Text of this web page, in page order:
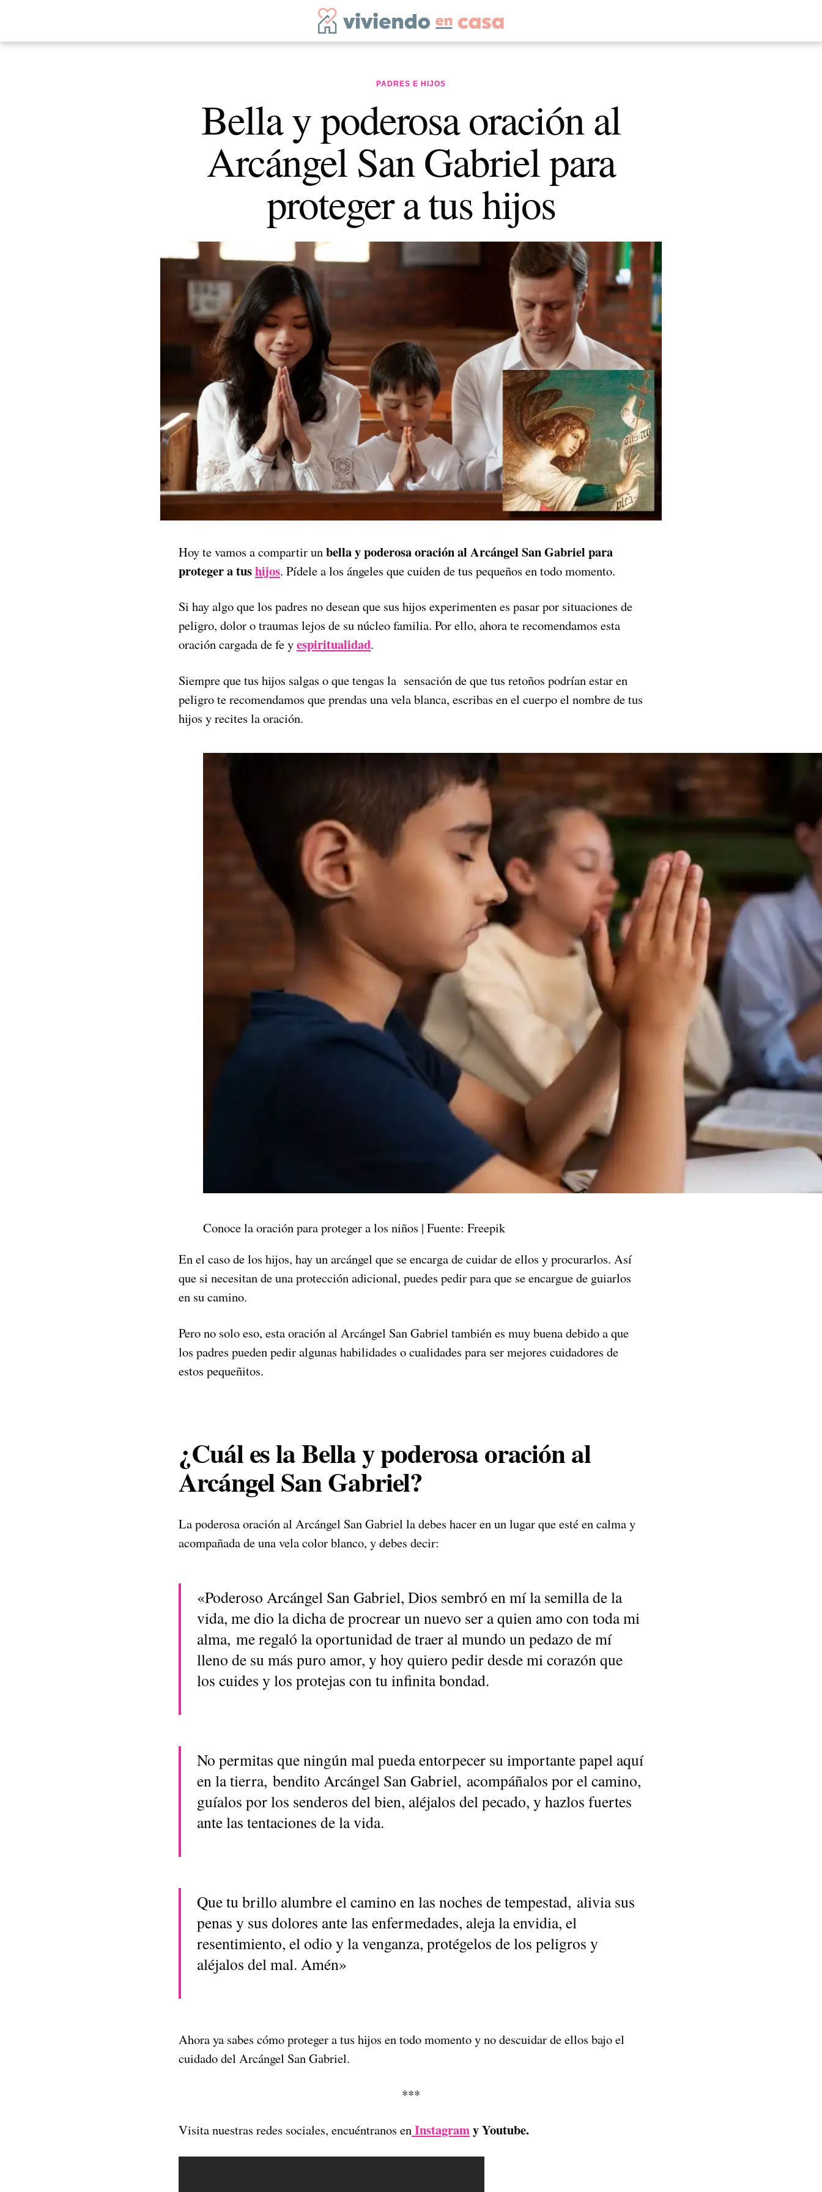
PADRES E HIJOS
Bella y poderosa oración al
Arcángel San Gabriel para
proteger a tus hijos
Hoy te vamos a compartir un bella y poderosa oración al Arcángel San Gabriel para
proteger a tushijos. Pídele a los ángeles que cuiden de tus pequeños en todo momento.
Si hay algo que los padres no desean que sus hijos experimenten es pasar por situaciones de
peligro, dolor o traumas lejos de su núcleo familia. Por ello, ahora te recomendamos esta
oración cargada de fe yespiritualidad.
Siempre que tus hijos salgas o que tengas la sensación de que tus retoños podrían estar en
peligro te recomendamos que prendas una vela blanca, escribas en el cuerpo el nombre de tus
hijos y recites la oración.
Conoce la oración para proteger a los niños | Fuente: Freepik
En el caso de los hijos, hay un arcángel que se encarga de cuidar de ellos y procurarlos. Así
que si necesitan de una protección adicional, puedes pedir para que se encargue de guiarlos
en su camino.
Pero no solo eso, esta oración al Arcángel San Gabriel también es muy buena debido a que
los padres pueden pedir algunas habilidades o cualidades para ser mejores cuidadores de
estos pequeñitos.
¿Cuál es la Bella y poderosa oración al
Arcángel San Gabriel?
La poderosa oración al Arcángel San Gabriel la debes hacer en un lugar que esté en calma y
acompañada de una vela color blanco, y debes decir:
«Poderoso Arcángel San Gabriel, Dios sembró en mí la semilla de la
vida, me dio la dicha de procrear un nuevo ser a quien amo con toda mi
alma, me regaló la oportunidad de traer al mundo un pedazo de mí
lleno de su más puro amor, y hoy quiero pedir desde mi corazón que
los cuides y los protejas con tu infinita bondad.
No permitas que ningún mal pueda entorpecer su importante papel aquí
en la tierra, bendito Arcángel San Gabriel, acompáñalos por el camino,
guíalos por los senderos del bien, aléjalos del pecado, y hazlos fuertes
ante las tentaciones de la vida.
Que tu brillo alumbre el camino en las noches de tempestad, alivia sus
penas y sus dolores ante las enfermedades, aleja la envidia, el
resentimiento, el odio y la venganza, protégelos de los peligros y
aléjalos del mal. Amén»
Ahora ya sabes cómo proteger a tus hijos en todo momento y no descuidar de ellos bajo el
cuidado del Arcángel San Gabriel.
***
Visita nuestras redes sociales, encuéntranos enInstagramy Youtube.